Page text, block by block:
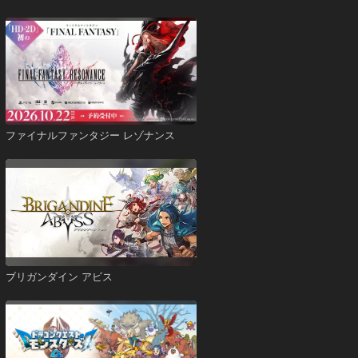
ファイナルファンタジー レゾナンス
ブリガンダイン アビス